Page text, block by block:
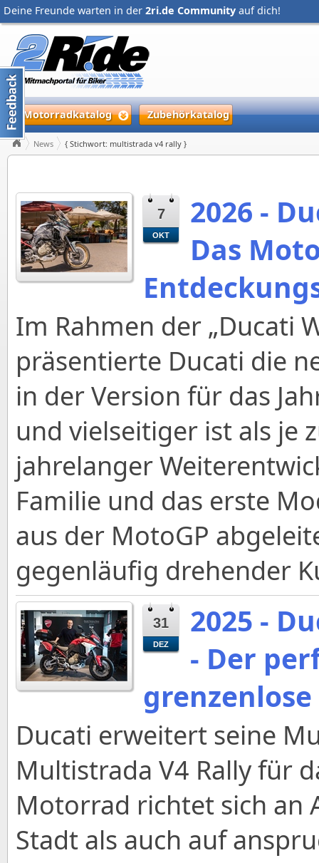
Deine Freunde warten in der 2ri.de Community auf dich!
Motorradkatalog Zubehörkatalog
News { Stichwort: multistrada v4 rally }
7
OKT
2026 -
Das
Im Rahmen der „Ducati
präsentierte Ducati die
in der Version für das
und vielseitiger ist als je
jahrelanger
Familie und das erste
aus der MotoGP
gegenläufig drehender
31
DEZ
2025 -
- Der
Ducati erweitert seine
Multistrada V4 Rally für
Motorrad richtet sich an
Stadt als auch auf